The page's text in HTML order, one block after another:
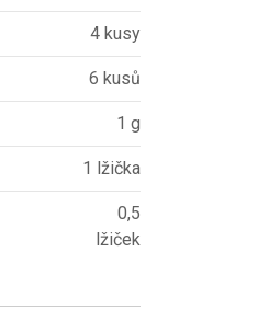
4 kusy
6 kusů
1 g
1 lžička
0,5
lžiček